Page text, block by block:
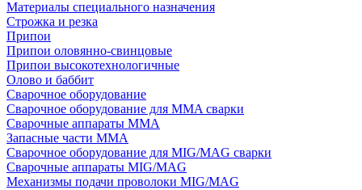
Материалы специального назначения
Строжка и резка
Припои
Припои оловянно-свинцовые
Припои высокотехнологичные
Олово и баббит
Сварочное оборудование
Сварочное оборудование для MMA сварки
Сварочные аппараты MMA
Запасные части MMA
Сварочное оборудование для MIG/MAG сварки
Сварочные аппараты MIG/MAG
Механизмы подачи проволоки MIG/MAG